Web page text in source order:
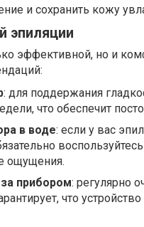
и сохранить кожу
эпиляции
эффективной, но и
: для поддержания
что обеспечит
в воде: если у вас
ощущения.
прибором: регулярно
что